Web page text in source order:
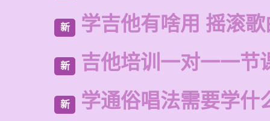
新 学吉他有啥用 摇滚歌
新 吉他培训一对一一节
新 学通俗唱法需要学什